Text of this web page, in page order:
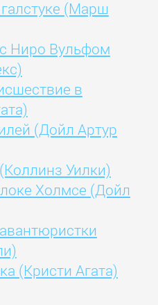
(Марш
Ниро Вульфом
в
(Дойл Артур
Уилки)
Холмсе (Дойл
(Кристи Агата)